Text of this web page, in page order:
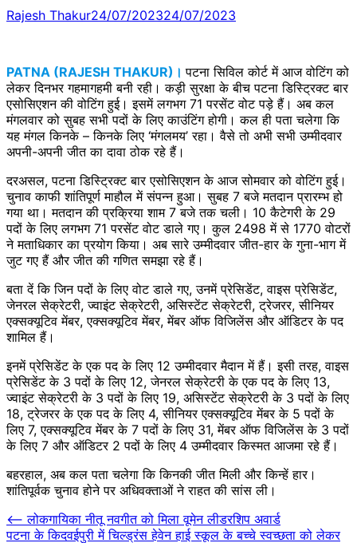
Rajesh Thakur24/07/202324/07/2023
PATNA (RAJESH THAKUR)।पटना सिविल कोर्ट में आज वोटिंग को
लेकर दिनभर गहमागहमी बनी रही। कड़ी सुरक्षा के बीच पटना डिस्ट्रिक्ट बार
एसोसिएशन की वोटिंग हुई। इसमें लगभग 71 परसेंट वोट पड़े हैं। अब कल
मंगलवार को सुबह सभी पदों के लिए काउंटिंग होगी। कल ही पता चलेगा कि
यह मंगल किनके – किनके लिए ‘मंगलमय’ रहा। वैसे तो अभी सभी उम्मीदवार
अपनी-अपनी जीत का दावा ठोक रहे हैं।
दरअसल, पटना डिस्ट्रिक्ट बार एसोसिएशन के आज सोमवार को वोटिंग हुई।
चुनाव काफी शांतिपूर्ण माहौल में संपन्न हुआ। सुबह 7 बजे मतदान प्रारम्भ हो
गया था। मतदान की प्रक्रिया शाम 7 बजे तक चली। 10 कैटेगरी के 29
पदों के लिए लगभग 71 परसेंट वोट डाले गए। कुल 2498 में से 1770 वोटरों
ने मताधिकार का प्रयोग किया। अब सारे उम्मीदवार जीत-हार के गुना-भाग में
जुट गए हैं और जीत की गणित समझा रहे हैं।
बता दें कि जिन पदों के लिए वोट डाले गए, उनमें प्रेसिडेंट, वाइस प्रेसिडेंट,
जेनरल सेक्रेटरी, ज्वाइंट सेक्रेटरी, असिस्टेंट सेक्रेटरी, ट्रेजरर, सीनियर
एक्सक्यूटिव मेंबर, एक्सक्यूटिव मेंबर, मेंबर ऑफ विजिलेंस और ऑडिटर के पद
शामिल हैं।
इनमें प्रेसिडेंट के एक पद के लिए 12 उम्मीदवार मैदान में हैं। इसी तरह, वाइस
प्रेसिडेंट के 3 पदों के लिए 12, जेनरल सेक्रेटरी के एक पद के लिए 13,
ज्वाइंट सेक्रेटरी के 3 पदों के लिए 19, असिस्टेंट सेक्रेटरी के 3 पदों के लिए
18, ट्रेजरर के एक पद के लिए 4, सीनियर एक्सक्यूटिव मेंबर के 5 पदों के
लिए 7, एक्सक्यूटिव मेंबर के 7 पदों के लिए 31, मेंबर ऑफ विजिलेंस के 3 पदों
के लिए 7 और ऑडिटर 2 पदों के लिए 4 उम्मीदवार किस्मत आजमा रहे हैं।
बहरहाल, अब कल पता चलेगा कि किनकी जीत मिली और किन्हें हार।
शांतिपूर्वक चुनाव होने पर अधिवक्ताओं ने राहत की सांस ली।
Post
⟵ लोकगायिका नीतू नवगीत को मिला वूमेन लीडरशिप अवार्ड
पटना के किदवईपुरी में चिल्ड्रंस हेवेन हाई स्कूल के बच्चे स्वच्छता को लेकर